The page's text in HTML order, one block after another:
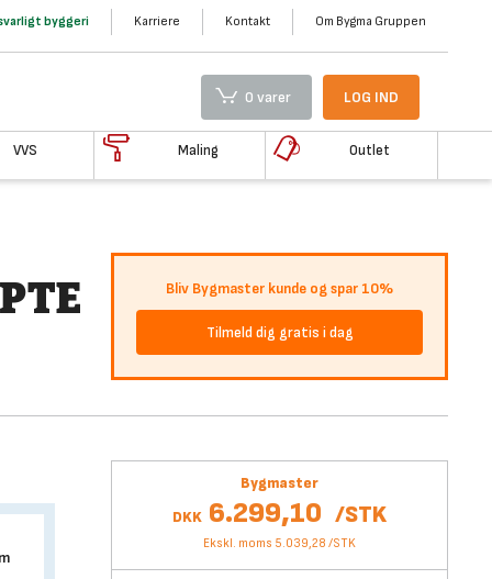
byggeri Karriere Kontakt Om Bygma Gruppen
0 varer LOG IND
VVS Maling Outlet
Bliv Bygmaster kunde og spar 10%
Tilmeld dig gratis i dag
Bygmaster
DKK 6.299,10 /STK
Ekskl. moms 5.039,28 /STK